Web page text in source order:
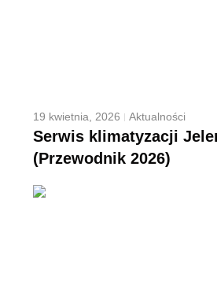
19 kwietnia, 2026 Aktualności
Serwis klimatyzacji
(Przewodnik 2026)